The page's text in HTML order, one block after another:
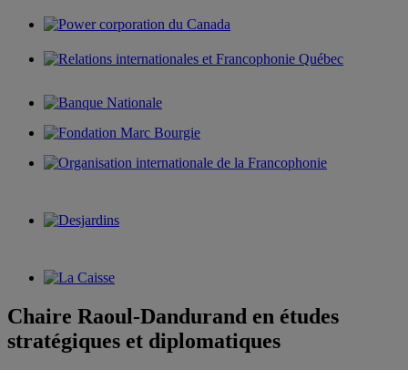
Chaire Raoul-Dandurand en études
stratégiques et diplomatiques